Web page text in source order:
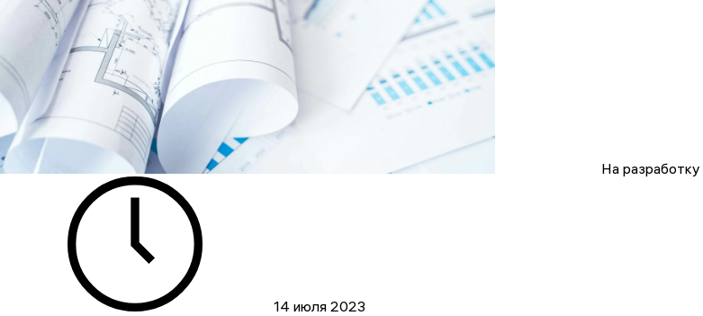
На
14 июля 2023